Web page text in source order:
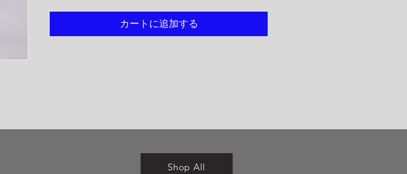
カートに追加する
Shop All